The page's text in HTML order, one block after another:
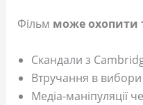
Фільм може охопити
Скандали з
Втручання в вибори
Медіа-маніпуляції